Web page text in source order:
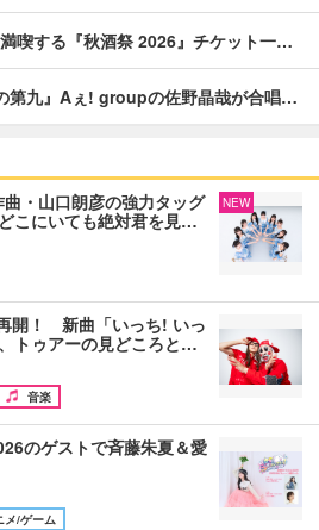
喫する『秋酒祭 2026』チケット一…
第九』Aぇ! groupの佐野晶哉が合唱…
・山口朗彦の強力タッグ
こにいても絶対君を見…
NEW
開！ 新曲「いっち! いっ
トゥアーの見どころと…
音楽
のゲストで斉藤朱夏＆愛
メ/ゲーム